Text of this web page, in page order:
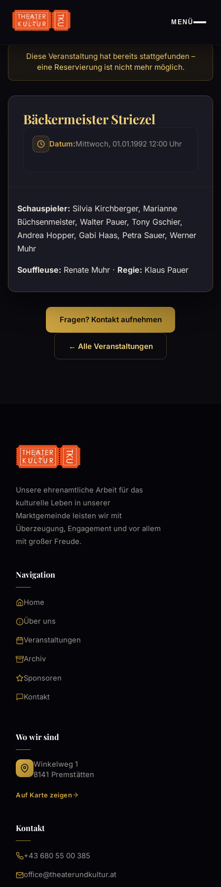
MENÜ
Bäckermeister Striezel
Bäckermeister Striezel
Datum:Mittwoch, 01.01.1992 12:00 Uhr
Schauspieler: Silvia Kirchberger, Marianne
Büchsenmeister, Walter Pauer, Tony Gschier,
Andrea Hopper, Gabi Haas, Petra Sauer, Werner
Muhr
Souffleuse: Renate Muhr · Regie: Klaus Pauer
Fragen? Kontakt aufnehmen
← Alle Veranstaltungen
Unsere ehrenamtliche Arbeit für das
kulturelle Leben in unserer
Marktgemeinde leisten wir mit
Überzeugung, Engagement und vor allem
mit großer Freude.
Navigation
Home
Über uns
Veranstaltungen
Archiv
Sponsoren
Kontakt
Wo wir sind
Winkelweg 1
8141 Premstätten
Auf Karte zeigen
Kontakt
+43 680 55 00 385
office@theaterundkultur.at